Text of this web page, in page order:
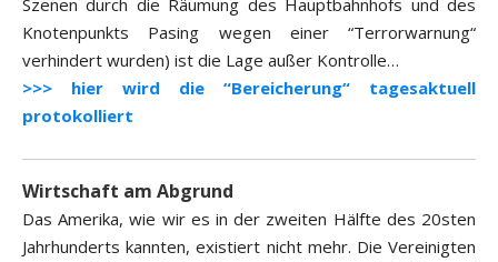
Szenen durch die Räumung des Hauptbahnhofs und des
Knotenpunkts Pasing wegen einer “Terrorwarnung“
verhindert wurden) ist die Lage außer Kontrolle…
>>> hier wird die “Bereicherung“ tagesaktuell
protokolliert
Wirtschaft am Abgrund
Das Amerika, wie wir es in der zweiten Hälfte des 20sten
Jahrhunderts kannten, existiert nicht mehr. Die Vereinigten